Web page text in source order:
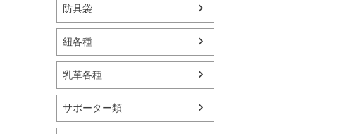
防具袋
紐各種
乳革各種
サポーター類